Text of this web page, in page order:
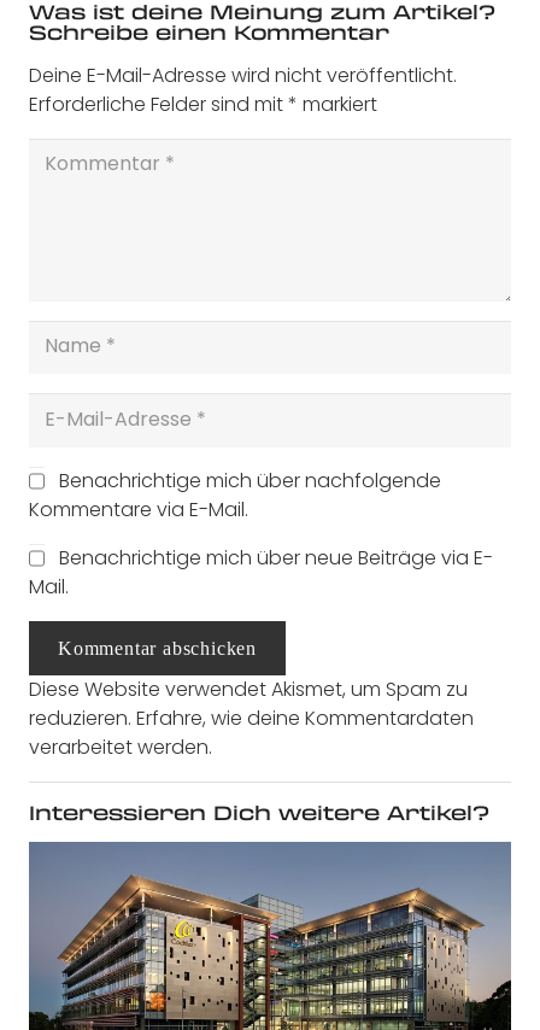
Was ist deine Meinung zum Artikel?
Schreibe einen Kommentar
Deine E-Mail-Adresse wird nicht veröffentlicht.
Erforderliche Felder sind mit* markiert
Benachrichtige mich über nachfolgende
Kommentare via E-Mail.
Benachrichtige mich über neue Beiträge via E-
Mail.
Kommentar abschicken
Diese Website verwendet Akismet, um Spam zu
reduzieren. Erfahre, wie deine Kommentardaten
verarbeitet werden.
Interessieren Dich weitere Artikel?